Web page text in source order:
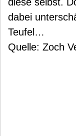
dabei
Teufel…
Quelle: Zoch